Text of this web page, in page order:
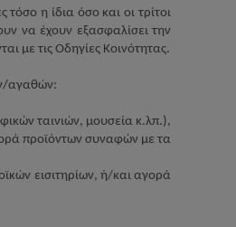
η ίδια όσο και οι τρίτοι
να έχουν εξασφαλίσει την
με τις Οδηγίες Κοινότητας.
αγαθών:
ταινιών, μουσεία κ.λπ.),
προϊόντων συναφών με τα
εισιτηρίων, ή/και αγορά